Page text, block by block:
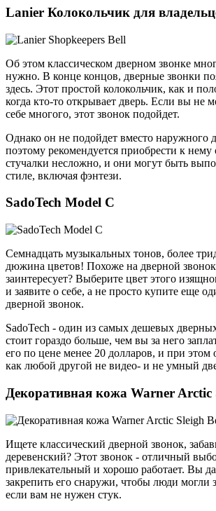
Lanier Колокольчик для
Об этом классическом дверном звонке
нужно. В конце концов, дверные звонки
здесь. Этот простой колокольчик, как и
когда кто-то открывает дверь. Если вы не
себе многого, этот звонок подойдет.
Однако он не подойдет вместо наружного
поэтому рекомендуется приобрести к нему
стучалки несложно, и они могут быть
стиле, включая фэнтези.
SadoTech Model C
Семнадцать музыкальных тонов, более
дюжина цветов! Похоже на дверной
заинтересует? Выберите цвет этого
и заявите о себе, а не просто купите еще
дверной звонок.
SadoTech - один из самых дешевых
стоит гораздо больше, чем вы за него
его по цене менее 20 долларов, и при этом
как любой другой не видео- и не умный
Декоративная кожа Warner Arctic
Ищете классический дверной звонок,
деревенский? Этот звонок - отличный
привлекательный и хорошо работает. Вы
закрепить его снаружи, чтобы люди могли
если вам не нужен стук.